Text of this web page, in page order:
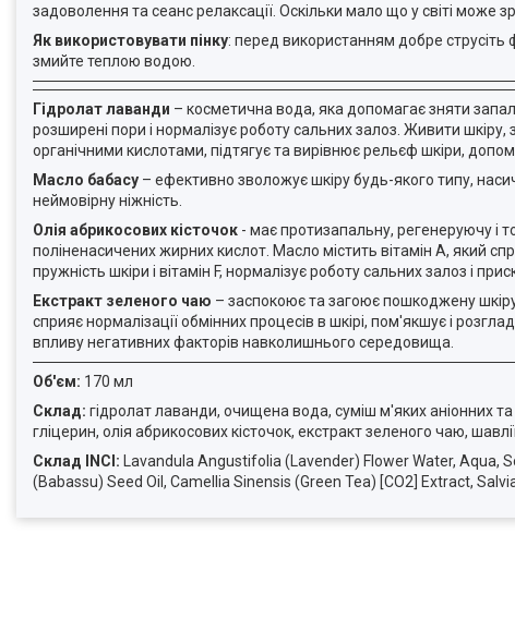
задоволення та сеанс релаксації. Оскільки мало що у світі може
Як використовувати пінку: перед використанням добре
змийте теплою водою.
Гідролат лаванди – косметична вода, яка допомагає зняти
розширені пори і нормалізує роботу сальних залоз. Живити шкіру,
органічними кислотами, підтягує та вирівнює рельєф шкіри,
Масло бабасу – ефективно зволожує шкіру будь-якого типу,
неймовірну ніжність.
Олія абрикосових кісточок - має протизапальну, регенеруючу і
поліненасичених жирних кислот. Масло містить вітамін А, який
пружність шкіри і вітамін F, нормалізує роботу сальних залоз і
Екстракт зеленого чаю – заспокоює та загоює пошкоджену
сприяє нормалізації обмінних процесів в шкірі, пом'якшує і
впливу негативних факторів навколишнього середовища.
Об'єм: 170 мл
Склад: гідролат лаванди, очищена вода, суміш м'яких аніонних
гліцерин, олія абрикосових кісточок, екстракт зеленого чаю,
Склад INCI: Lavandula Angustifolia (Lavender) Flower Water, Aqua,
(Babassu) Seed Oil, Camellia Sinensis (Green Tea) [CO2] Extract,